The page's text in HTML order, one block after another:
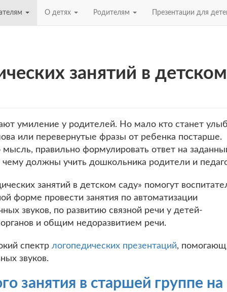
О детях Родителям Презентации для
занятий в детском
умиление у родителей. Но мало кто станет
или перевернутые фразы от ребенка постарше.
правильно формулировать ответ на
чему должны учить дошкольника родители и
занятий в детском саду» помогут
форме провести занятия по автоматизации
звуков, по развитию связной речи у детей-
и общим недоразвитием речи.
спектр логопедических презентаций,
звуков.
занятия в старшей группе на